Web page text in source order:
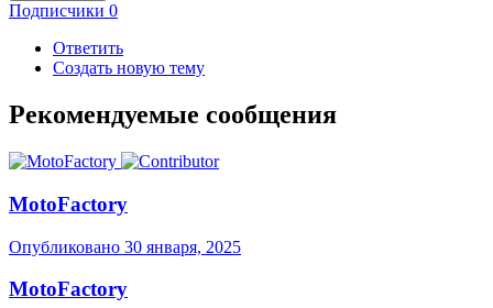
Подписчики 0
Ответить
Создать новую тему
Рекомендуемые сообщения
MotoFactory
Опубликовано 30 января, 2025
MotoFactory